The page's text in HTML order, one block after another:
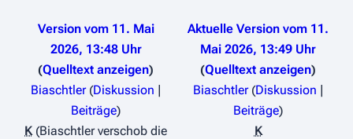
Version vom 11. Mai
2026, 13:48 Uhr
Quelltext anzeigen
Biaschtler (Diskussion |
Beiträge)
K Biaschtler verschob die
Aktuelle Version vom 11.
Mai 2026, 13:49 Uhr
Quelltext anzeigen
Biaschtler (Diskussion |
Beiträge)
K